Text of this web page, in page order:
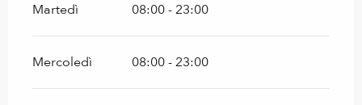
Martedì 08:00 - 23:00
Mercoledì 08:00 - 23:00